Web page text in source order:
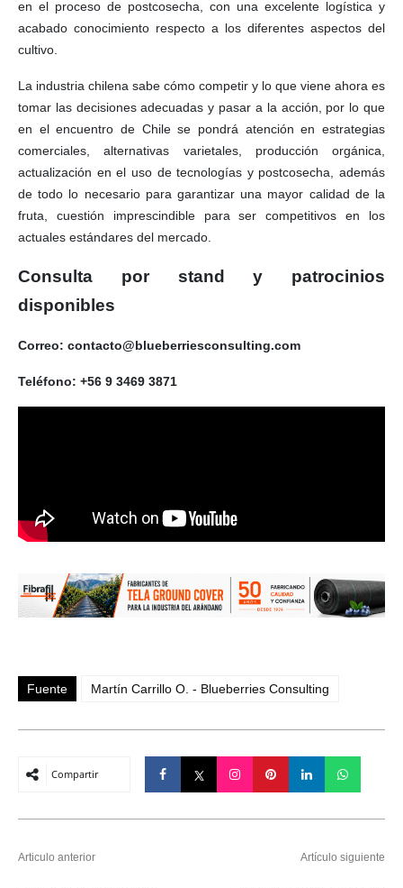
en el proceso de postcosecha, con una excelente logística y
acabado conocimiento respecto a los diferentes aspectos del
cultivo.
La industria chilena sabe cómo competir y lo que viene ahora es
tomar las decisiones adecuadas y pasar a la acción, por lo que
en el encuentro de Chile se pondrá atención en estrategias
comerciales, alternativas varietales, producción orgánica,
actualización en el uso de tecnologías y postcosecha, además
de todo lo necesario para garantizar una mayor calidad de la
fruta, cuestión imprescindible para ser competitivos en los
actuales estándares del mercado.
Consulta por stand y patrocinios
disponibles
Correo: contacto@blueberriesconsulting.com
Teléfono: +56 9 3469 3871
Fuente Martín Carrillo O. - Blueberries Consulting
Compartir
Articulo anterior Artículo siguiente